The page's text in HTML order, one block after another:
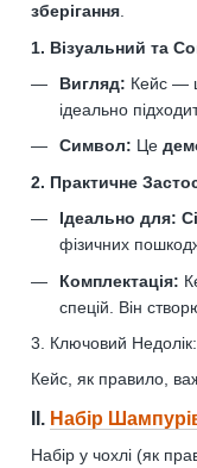
зберігання
1. Візуальний та
Вигляд: Кейс —
ідеально
Символ: Це
2. Практичне
Ідеально для:
фізичних
Комплектація:
спецій. Він
3. Ключовий Недолік:
Кейс, як правило,
II. Набір
Набір у чохлі (як